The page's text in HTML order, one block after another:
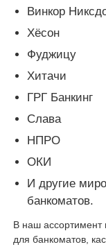
Glory NMD
Части для
Genmega ATM
Винкор
Хёсон
Фуджицу
Хитачи
ГРГ Банкинг
Слава
НПРО
ОКИ
И другие
банкоматов.
В наш ассортимент
для банкоматов,